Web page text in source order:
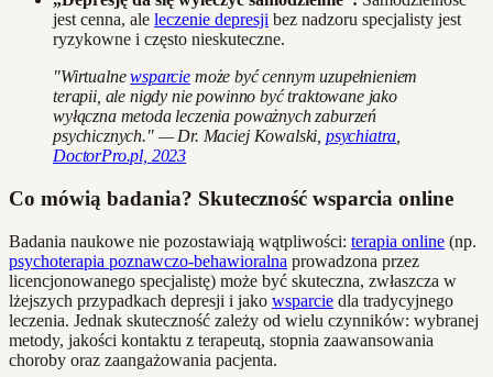
jest cenna, ale leczenie depresji bez nadzoru specjalisty jest
ryzykowne i często nieskuteczne.
"Wirtualnewsparciemoże być cennym uzupełnieniem
terapii, ale nigdy nie powinno być traktowane jako
wyłączna metoda leczenia poważnych zaburzeń
psychicznych." — Dr. Maciej Kowalski, psychiatra
DoctorPro.pl, 2023
Co mówią badania? Skuteczność wsparcia online
Badania naukowe nie pozostawiają wątpliwości: terapia online (np.
psychoterapia poznawczo-behawioralna prowadzona przez
licencjonowanego specjalistę) może być skuteczna, zwłaszcza w
lżejszych przypadkach depresji i jako wsparcie dla tradycyjnego
leczenia. Jednak skuteczność zależy od wielu czynników: wybranej
metody, jakości kontaktu z terapeutą, stopnia zaawansowania
choroby oraz zaangażowania pacjenta.